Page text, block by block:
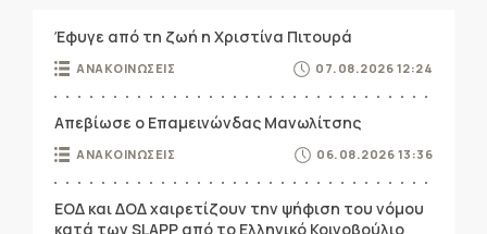
Έφυγε από τη ζωή η Χριστίνα Πιτουρά
ΑΝΑΚΟΙΝΩΣΕΙΣ 07.08.2026 12:24
Απεβίωσε ο Επαμεινώνδας Μανωλίτσης
ΑΝΑΚΟΙΝΩΣΕΙΣ 06.08.2026 13:36
ΕΟΔ και ΔΟΔ χαιρετίζουν την ψήφιση του νόμου
κατά των SLAPP από το Ελληνικό Κοινοβούλιο